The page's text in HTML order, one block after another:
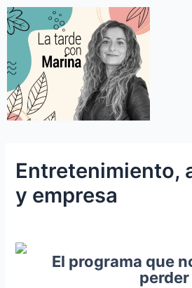
Entretenimiento,
y empresa
El programa que
perder